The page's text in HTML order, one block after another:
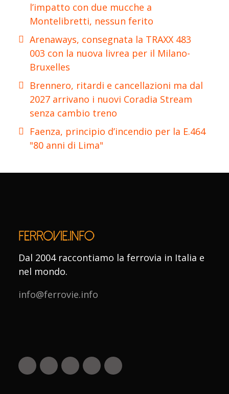
l’impatto con due mucche a
Montelibretti, nessun ferito
Arenaways, consegnata la TRAXX 483
003 con la nuova livrea per il Milano-
Bruxelles
Brennero, ritardi e cancellazioni ma dal
2027 arrivano i nuovi Coradia Stream
senza cambio treno
Faenza, principio d’incendio per la E.464
"80 anni di Lima"
Dal 2004 raccontiamo la ferrovia in Italia e
nel mondo.
info@ferrovie.info